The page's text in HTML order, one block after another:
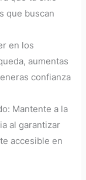
que buscan
en los
aumentas
confianza
Mantente a la
al garantizar
accesible en